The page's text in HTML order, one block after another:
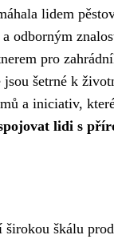
lidem
odborným
pro
šetrné k
a iniciativ,
lidi s
širokou škálu